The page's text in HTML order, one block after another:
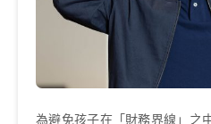
為避免孩子在「財務界線」之